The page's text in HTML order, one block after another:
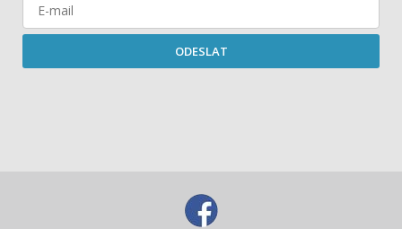
ODESLAT